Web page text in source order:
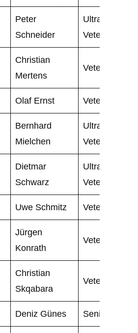
Peter
Schneider
Ultra
Veteran
Christian
Mertens
Veteran
Olaf Ernst Veteran
Bernhard
Mielchen
Ultra
Veteran
Dietmar
Schwarz
Ultra
Veteran
Uwe Schmitz Veteran
Jürgen
Konrath
Veteran
Christian
Skqabara
Veteran
Deniz Günes Senior